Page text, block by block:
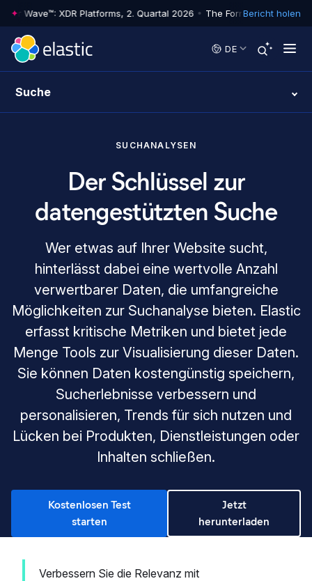
Skip to main content
Wave™: XDR Platforms, 2. Quartal 2026 • The Forrester Wave™:
Bericht holen
DE
Suche
SUCHANALYSEN
Der Schlüssel zur
datengestützten Suche
Wer etwas auf Ihrer Website sucht,
hinterlässt dabei eine wertvolle Anzahl
verwertbarer Daten, die umfangreiche
Möglichkeiten zur Suchanalyse bieten. Elastic
erfasst kritische Metriken und bietet jede
Menge Tools zur Visualisierung dieser Daten.
Sie können Daten kostengünstig speichern,
Sucherlebnisse verbessern und
personalisieren, Trends für sich nutzen und
Lücken bei Produkten, Dienstleistungen oder
Inhalten schließen.
Kostenlosen Test
starten
Jetzt
herunterladen
Verbessern Sie die Relevanz mit